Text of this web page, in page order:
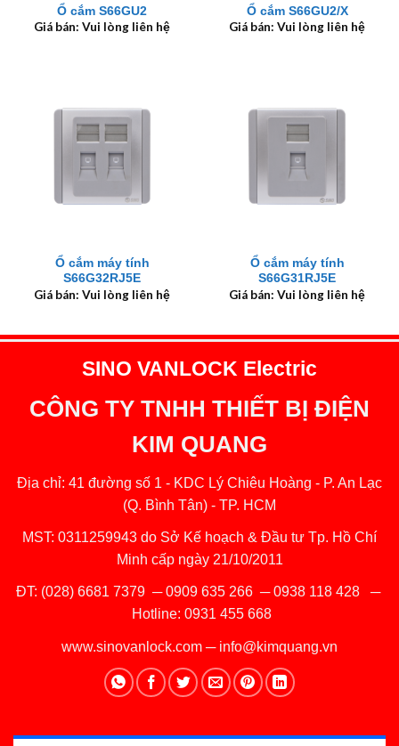
Ổ cắm S66GU2
Giá bán: Vui lòng liên hệ
Ổ cắm S66GU2/X
Giá bán: Vui lòng liên hệ
Ổ cắm máy tính
S66G32RJ5E
Giá bán: Vui lòng liên hệ
Ổ cắm máy tính
S66G31RJ5E
Giá bán: Vui lòng liên hệ
SINO VANLOCK Electric
CÔNG TY TNHH THIẾT BỊ ĐIỆN
KIM QUANG
Địa chỉ: 41 đường số 1 - KDC Lý Chiêu Hoàng - P. An Lạc
(Q. Bình Tân) - TP. HCM
MST: 0311259943 do Sở Kế hoạch & Đầu tư Tp. Hồ Chí
Minh cấp ngày 21/10/2011
ĐT: (028) 6681 7379 ─0909 635 266─0938 118 428─
Hotline: 0931 455 668
www.sinovanlock.com ─ info@kimquang.vn